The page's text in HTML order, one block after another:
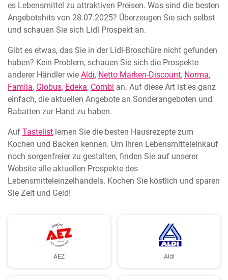
es Lebensmittel zu attraktiven Preisen. Was sind die besten
Angebotshits von 28.07.2025? Überzeugen Sie sich selbst
und schauen Sie sich Lidl Prospekt an.
Gibt es etwas, das Sie in der Lidl-Broschüre nicht gefunden
haben? Kein Problem, schauen Sie sich die Prospekte
anderer Händler wie Aldi, Netto Marken-Discount, Norma,
Famila, Globus, Edeka, Combi an. Auf diese Art ist es ganz
einfach, die aktuellen Angebote an Sonderangeboten und
Rabatten zur Hand zu haben.
Auf Tastelist lernen Sie die besten Hausrezepte zum
Kochen und Backen kennen. Um Ihren Lebensmitteleinkauf
noch sorgenfreier zu gestalten, finden Sie auf unserer
Website alle aktuellen Prospekte des
Lebensmitteleinzelhandels. Kochen Sie köstlich und sparen
Sie Zeit und Geld!
AEZ Aldi